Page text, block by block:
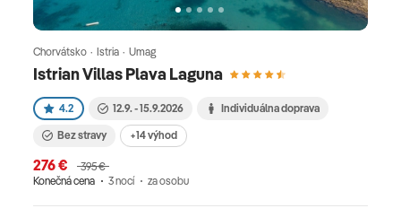
Istrian Villas Plava Laguna
Chorvátsko · Istria · Umag
4.2 12.9. - 15.9.2026 Individuálna doprava
Bez stravy +14 výhod
276 €
395 €
Konečná cena
3 nocí za osobu